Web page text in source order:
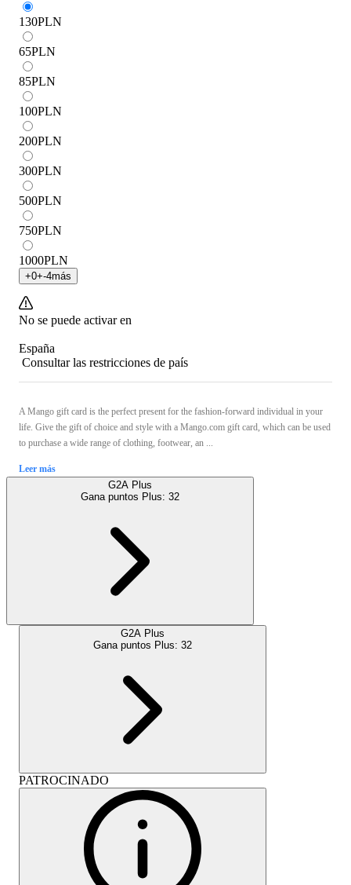
130PLN
65PLN
85PLN
100PLN
200PLN
300PLN
500PLN
750PLN
1000PLN
+0+-4más
No se puede activar en
España
Consultar las restricciones de país
A Mango gift card is the perfect present for the fashion-forward individual in your
life. Give the gift of choice and style with a Mango.com gift card, which can be used
to purchase a wide range of clothing, footwear, an ...
Leer más
G2A Plus
Gana puntos Plus: 32
G2A Plus
Gana puntos Plus: 32
PATROCINADO